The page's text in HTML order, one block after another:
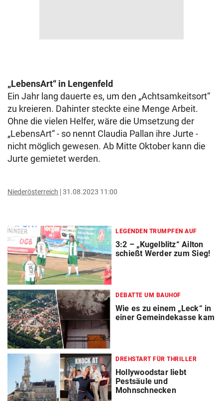
„LebensArt“ in Lengenfeld
Ein Jahr lang dauerte es, um den „Achtsamkeitsort“
zu kreieren. Dahinter steckte eine Menge Arbeit.
Ohne die vielen Helfer, wäre die Umsetzung der
„LebensArt“ - so nennt Claudia Pallan ihre Jurte -
nicht möglich gewesen. Ab Mitte Oktober kann die
Jurte gemietet werden.
Niederösterreich 31.08.2023 11:00
LEGENDEN TRUMPFEN AUF
3:2 – „Kugelblitz“ Ailton
schießt Werder zum Sieg!
DEBATTE UM BAUHOF
Wie es zu einem „Leck“ in
einer Gemeindekasse kam
DREHSTART FÜR THRILLER
Hollywoodstar liebt
Pestsäule und
Mohnschnecken